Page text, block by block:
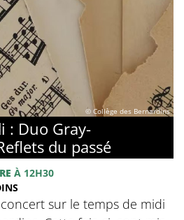
© Collège des Bernardins
: Duo Gray-
du passé
À 12H30
sur le temps de midi